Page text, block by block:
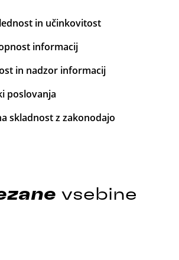
in učinkovitost
informacij
in nadzor informacij
poslovanja
skladnost z zakonodajo
vsebine